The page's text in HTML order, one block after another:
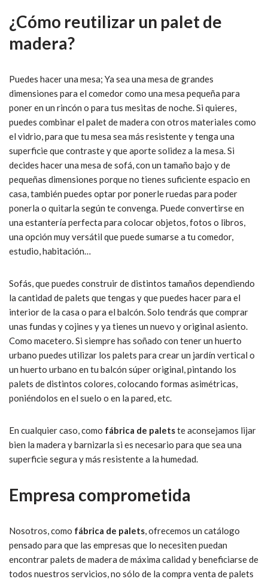
¿Cómo reutilizar un palet de
madera?
Puedes hacer una mesa; Ya sea una mesa de grandes
dimensiones para el comedor como una mesa pequeña para
poner en un rincón o para tus mesitas de noche. Si quieres,
puedes combinar el palet de madera con otros materiales como
el vidrio, para que tu mesa sea más resistente y tenga una
superficie que contraste y que aporte solidez a la mesa. Si
decides hacer una mesa de sofá, con un tamaño bajo y de
pequeñas dimensiones porque no tienes suficiente espacio en
casa, también puedes optar por ponerle ruedas para poder
ponerla o quitarla según te convenga. Puede convertirse en
una estantería perfecta para colocar objetos, fotos o libros,
una opción muy versátil que puede sumarse a tu comedor,
estudio, habitación…
Sofás, que puedes construir de distintos tamaños dependiendo
la cantidad de palets que tengas y que puedes hacer para el
interior de la casa o para el balcón. Solo tendrás que comprar
unas fundas y cojines y ya tienes un nuevo y original asiento.
Como macetero. Si siempre has soñado con tener un huerto
urbano puedes utilizar los palets para crear un jardín vertical o
un huerto urbano en tu balcón súper original, pintando los
palets de distintos colores, colocando formas asimétricas,
poniéndolos en el suelo o en la pared, etc.
En cualquier caso, como fábrica de paletste aconsejamos lijar
bien la madera y barnizarla si es necesario para que sea una
superficie segura y más resistente a la humedad.
Empresa comprometida
Nosotros, como fábrica de palets, ofrecemos un catálogo
pensado para que las empresas que lo necesiten puedan
encontrar palets de madera de máxima calidad y beneficiarse de
todos nuestros servicios, no sólo de la compra venta de palets